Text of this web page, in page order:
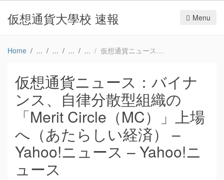
仮想通貨大學校 速報 Menu
Home 仮想通貨ニュース：バイナンス、自律分散型組織の「Merit Circle（MC）」上場へ（あたらしい経済） – Yahoo!ニュース – Yahoo!ニュース
仮想通貨ニュース：バイナ
ンス、自律分散型組織の
「Merit Circle（MC）」上場
へ（あたらしい経済） –
Yahoo!ニュース – Yahoo!ニ
ュース